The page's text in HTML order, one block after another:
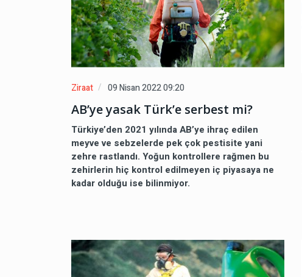
Ziraat 09 Nisan 2022 09:20
AB’ye yasak Türk’e serbest mi?
Türkiye’den 2021 yılında AB’ye ihraç edilen
meyve ve sebzelerde pek çok pestisite yani
zehre rastlandı. Yoğun kontrollere rağmen bu
zehirlerin hiç kontrol edilmeyen iç piyasaya ne
kadar olduğu ise bilinmiyor.